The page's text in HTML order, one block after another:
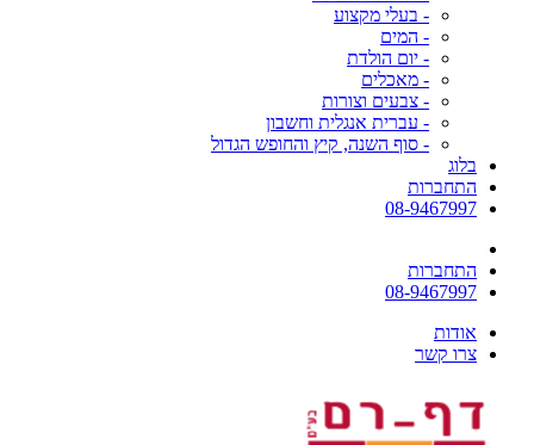
- בעלי מקצוע
- המים
- יום הולדת
- מאכלים
- צבעים וצורות
- עברית אנגלית וחשבון
- סוף השנה, קיץ והחופש הגדול
בלוג
התחברות
08-9467997
התחברות
08-9467997
אודות
צרו קשר